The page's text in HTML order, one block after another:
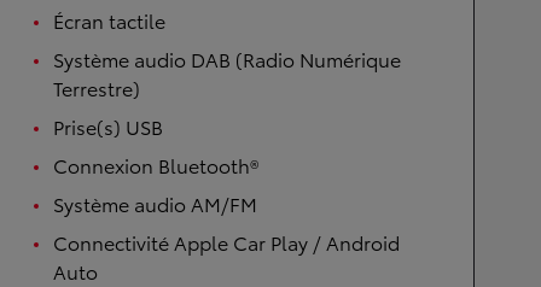
Écran tactile
Système audio DAB (Radio Numérique
Terrestre)
Prise(s) USB
Connexion Bluetooth®
Système audio AM/FM
Connectivité Apple Car Play / Android
Auto